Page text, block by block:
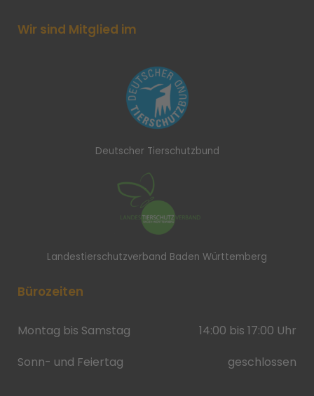
Wir sind Mitglied im
Deutscher Tierschutzbund
Landestierschutzverband Baden Württemberg
Bürozeiten
Montag bis Samstag
14:00 bis 17:00 Uhr
Sonn- und Feiertag
geschlossen